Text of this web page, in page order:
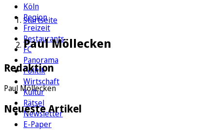
Köln
Region
Freizeit
Restaurants
FC
Panorama
Politik
Wirtschaft
Kultur
Rätsel
Newsletter
E-Paper
Startseite
Paul Möllecken
Redaktion
Paul Möllecken
Neueste Artikel